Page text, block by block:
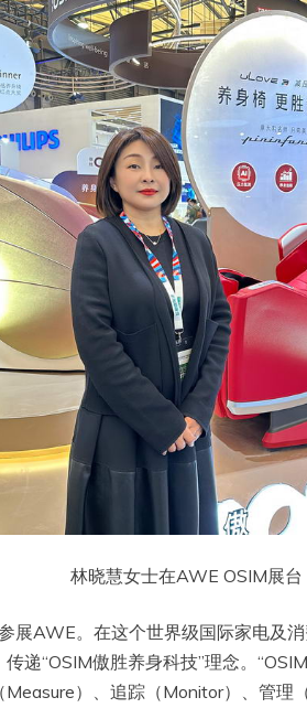
林晓慧女士在AWE OSIM展台
展AWE。在这个世界级国际家电及
递“OSIM傲胜养身科技”理念。
Measure）、追踪（Monitor）、管理